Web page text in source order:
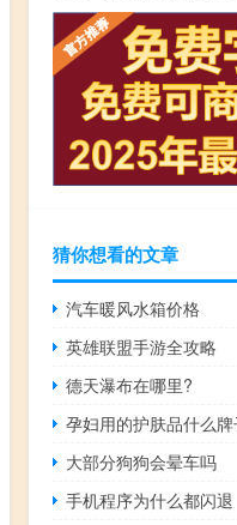
猜你想看的文章
汽车暖风水箱价格
英雄联盟手游全攻略
德天瀑布在哪里?
孕妇用的护肤品什么
大部分狗狗会晕车吗
手机程序为什么都闪退